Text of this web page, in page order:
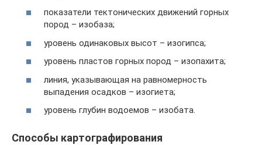
показатели тектонических движений горных
пород – изобаза;
уровень одинаковых высот – изогипса;
уровень пластов горных пород – изопахита;
линия, указывающая на равномерность
выпадения осадков – изогиета;
уровень глубин водоемов – изобата.
Способы картографирования